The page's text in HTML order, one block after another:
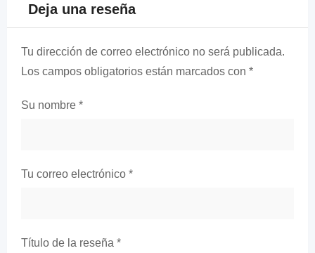
Deja una reseña
Tu dirección de correo electrónico no será publicada.
Los campos obligatorios están marcados con *
Su nombre *
Tu correo electrónico *
Título de la reseña *